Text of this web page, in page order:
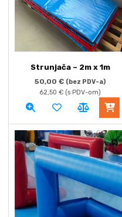
Strunjača – 2m x 1m
50,00 € (bez PDV-a)
62,50 € (s PDV-om)